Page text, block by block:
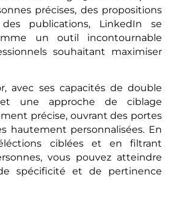
précises, des propositions
publications, LinkedIn se
un outil incontournable
souhaitant maximiser
avec ses capacités de double
une approche de ciblage
précise, ouvrant des portes
hautement personnalisées. En
ciblées et en filtrant
vous pouvez atteindre
spécificité et de pertinence